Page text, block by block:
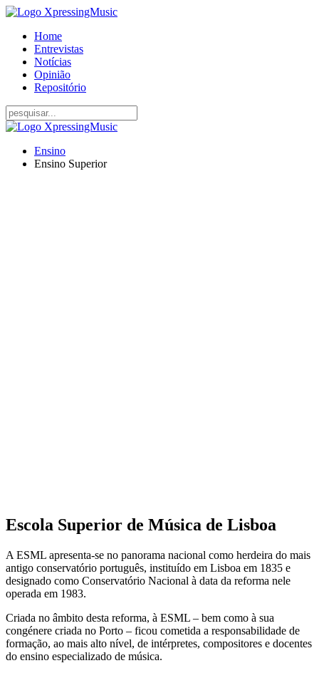
Home
Entrevistas
Notícias
Opinião
Repositório
Ensino
Ensino Superior
Escola Superior de Música de Lisboa
A ESML apresenta-se no panorama nacional como herdeira do mais
antigo conservatório português, instituído em Lisboa em 1835 e
designado como Conservatório Nacional à data da reforma nele
operada em 1983.
Criada no âmbito desta reforma, à ESML – bem como à sua
congénere criada no Porto – ficou cometida a responsabilidade de
formação, ao mais alto nível, de intérpretes, compositores e docentes
do ensino especializado de música.